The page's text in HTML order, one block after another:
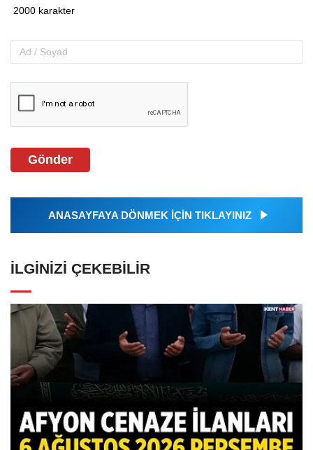
Gönder
ANASAYFAYA DÖNMEK İÇİN TIKLAYINIZ
İLGINIZI ÇEKEBILIR